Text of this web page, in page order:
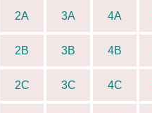
2A 3A 4A
2B 3B 4B
2C 3C 4C